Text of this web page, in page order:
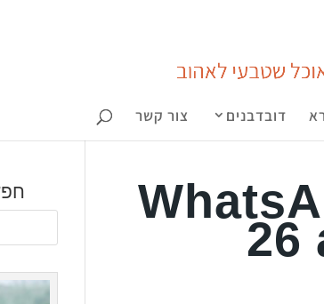
דובדבנים צור קשר
26